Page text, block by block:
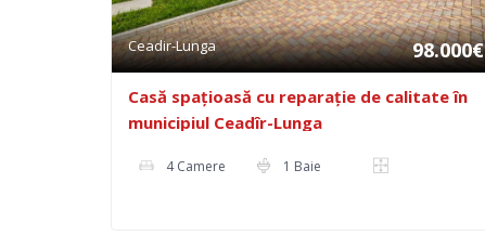
Ceadir-Lunga 98.000€
Casă spațioasă cu reparație de calitate în
municipiul Ceadîr-Lunga
4 Camere 1 Baie